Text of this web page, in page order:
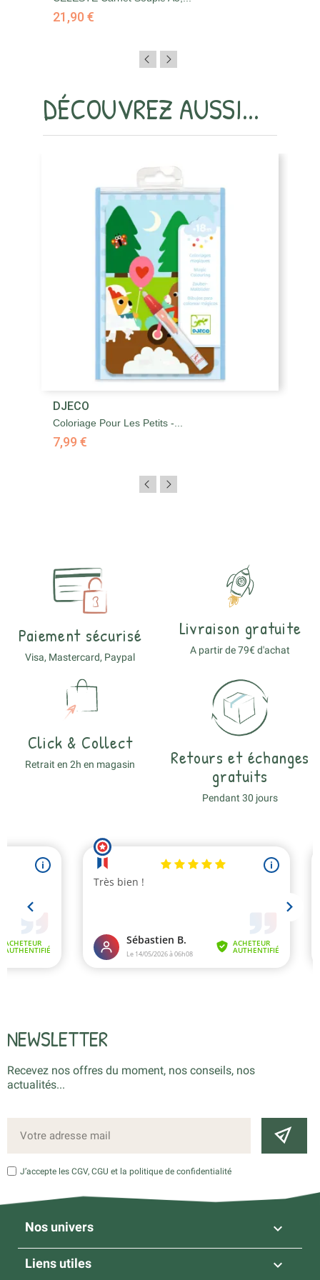
21,90 €
DÉCOUVREZ AUSSI...
DJECO
Coloriage Pour Les Petits -...
7,99 €
Paiement sécurisé
Visa, Mastercard, Paypal
Livraison gratuite
A partir de 79€ d'achat
Click & Collect
Retrait en 2h en magasin
Retours et échanges
gratuits
Pendant 30 jours
NEWSLETTER
Recevez nos offres du moment, nos conseils, nos
actualités...
J’accepte les CGV, CGU et la politique de confidentialité
Nos univers 
Liens utiles 